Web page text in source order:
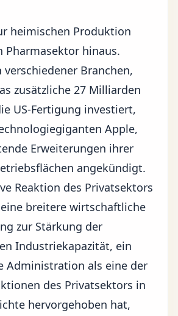
heimischen Produktion
Pharmasektor hinaus.
Branchen,
zusätzliche 27 Milliarden
US-Fertigung investiert,
Apple,
Erweiterungen ihrer
angekündigt.
Reaktion des Privatsektors
breitere wirtschaftliche
zur Stärkung der
Industriekapazität, ein
Administration als eine der
des Privatsektors in
hervorgehoben hat,